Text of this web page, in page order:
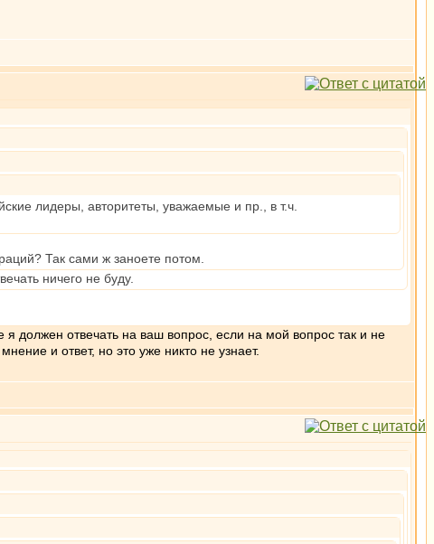
лидеры, авторитеты, уважаемые и пр., в т.ч.
Так сами ж заноете потом.
ничего не буду.
должен отвечать на ваш вопрос, если на мой вопрос так и не
и ответ, но это уже никто не узнает.